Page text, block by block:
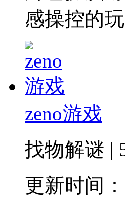
感操控的
zeno游戏
找物解谜 |
更新时间